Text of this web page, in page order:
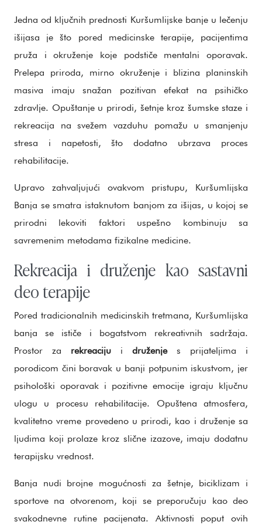
Jedna od ključnih prednosti Kuršumlijske banje u lečenju
išijasa je što pored medicinske terapije, pacijentima
pruža i okruženje koje podstiče mentalni oporavak.
Prelepa priroda, mirno okruženje i blizina planinskih
masiva imaju snažan pozitivan efekat na psihičko
zdravlje. Opuštanje u prirodi, šetnje kroz šumske staze i
rekreacija na svežem vazduhu pomažu u smanjenju
stresa i napetosti, što dodatno ubrzava proces
rehabilitacije.
Upravo zahvaljujući ovakvom pristupu, Kuršumlijska
Banja se smatra istaknutom banjom za išijas, u kojoj se
prirodni lekoviti faktori uspešno kombinuju sa
savremenim metodama fizikalne medicine.
Rekreacija i druženje kao sastavni
deo terapije
Pored tradicionalnih medicinskih tretmana, Kuršumlijska
banja se ističe i bogatstvom rekreativnih sadržaja.
Prostor za rekreaciju i druženjes prijateljima i
porodicom čini boravak u banji potpunim iskustvom, jer
psihološki oporavak i pozitivne emocije igraju ključnu
ulogu u procesu rehabilitacije. Opuštena atmosfera,
kvalitetno vreme provedeno u prirodi, kao i druženje sa
ljudima koji prolaze kroz slične izazove, imaju dodatnu
terapijsku vrednost.
Banja nudi brojne mogućnosti za šetnje, biciklizam i
sportove na otvorenom, koji se preporučuju kao deo
svakodnevne rutine pacijenata. Aktivnosti poput ovih